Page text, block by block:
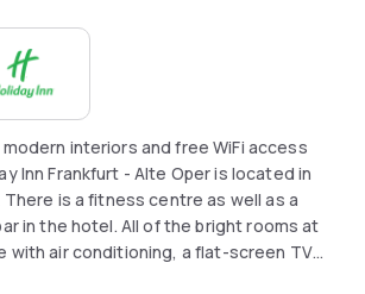
interiors and free WiFi access
Inn Frankfurt - Alte Oper is located in
There is a fitness centre as well as a
in the hotel. All of the bright rooms at
with air conditioning, a flat-screen TV
providing a hairdryer and free